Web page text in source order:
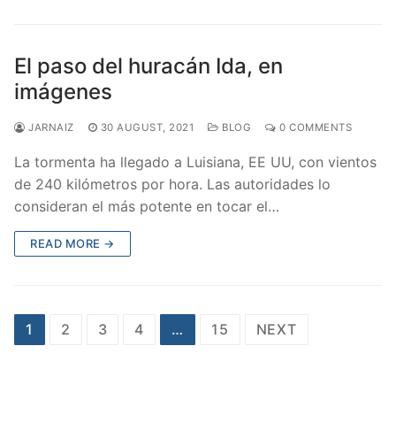
El paso del huracán Ida, en
imágenes
JARNAIZ 30 AUGUST, 2021 BLOG 0 COMMENTS
La tormenta ha llegado a Luisiana, EE UU, con vientos
de 240 kilómetros por hora. Las autoridades lo
consideran el más potente en tocar el…
READ MORE →
Posts
1 2 3 4 … 15 NEXT